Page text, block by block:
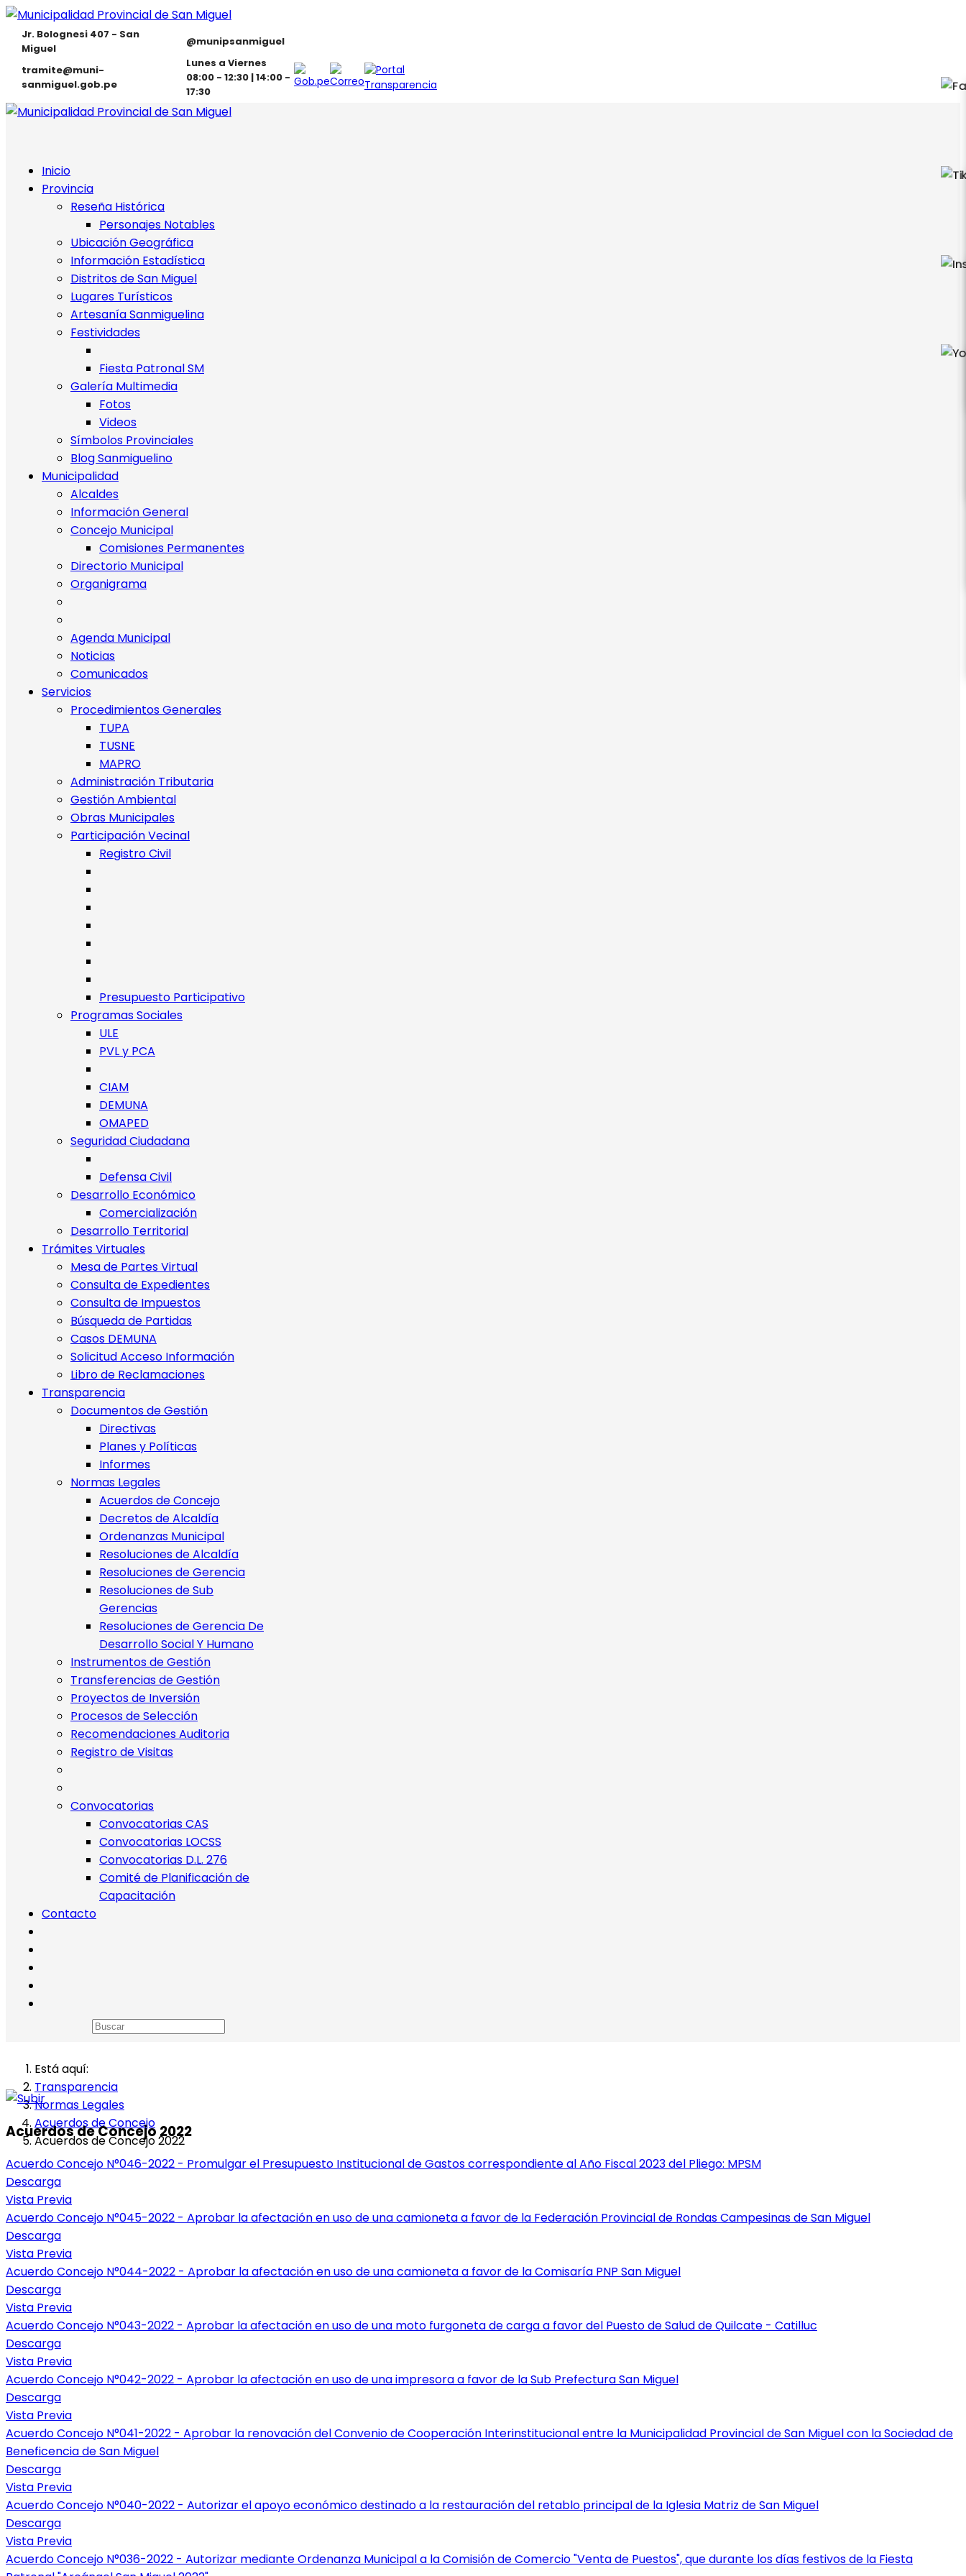
Jr. Bolognesi 407 - San
Miguel
@munipsanmiguel
tramite@muni-
sanmiguel.gob.pe
Lunes a Viernes
08:00 - 12:30 | 14:00 -
17:30
Inicio
Provincia
Reseña Histórica
Personajes Notables
Ubicación Geográfica
Información Estadística
Distritos de San Miguel
Lugares Turísticos
Artesanía Sanmiguelina
Festividades
Fiesta Patronal SM
Galería Multimedia
Fotos
Videos
Símbolos Provinciales
Blog Sanmiguelino
Municipalidad
Alcaldes
Información General
Concejo Municipal
Comisiones Permanentes
Directorio Municipal
Organigrama
Agenda Municipal
Noticias
Comunicados
Servicios
Procedimientos Generales
TUPA
TUSNE
MAPRO
Administración Tributaria
Gestión Ambiental
Obras Municipales
Participación Vecinal
Registro Civil
Presupuesto Participativo
Programas Sociales
ULE
PVL y PCA
CIAM
DEMUNA
OMAPED
Seguridad Ciudadana
Defensa Civil
Desarrollo Económico
Comercialización
Desarrollo Territorial
Trámites Virtuales
Mesa de Partes Virtual
Consulta de Expedientes
Consulta de Impuestos
Búsqueda de Partidas
Casos DEMUNA
Solicitud Acceso Información
Libro de Reclamaciones
Transparencia
Documentos de Gestión
Directivas
Planes y Políticas
Informes
Normas Legales
Acuerdos de Concejo
Decretos de Alcaldía
Ordenanzas Municipal
Resoluciones de Alcaldía
Resoluciones de Gerencia
Resoluciones de Sub
Gerencias
Resoluciones de Gerencia De
Desarrollo Social Y Humano
Instrumentos de Gestión
Transferencias de Gestión
Proyectos de Inversión
Procesos de Selección
Recomendaciones Auditoria
Registro de Visitas
Convocatorias
Convocatorias CAS
Convocatorias LOCSS
Convocatorias D.L. 276
Comité de Planificación de
Capacitación
Contacto
Está aquí:
Transparencia
Normas Legales
Acuerdos de Concejo
Acuerdos de Concejo 2022
Acuerdos de Concejo 2022
Acuerdo Concejo N°046-2022 - Promulgar el Presupuesto Institucional de Gastos correspondiente al Año Fiscal 2023 del Pliego: MPSM
Descarga
Vista Previa
Acuerdo Concejo N°045-2022 - Aprobar la afectación en uso de una camioneta a favor de la Federación Provincial de Rondas Campesinas de San Miguel
Descarga
Vista Previa
Acuerdo Concejo N°044-2022 - Aprobar la afectación en uso de una camioneta a favor de la Comisaría PNP San Miguel
Descarga
Vista Previa
Acuerdo Concejo N°043-2022 - Aprobar la afectación en uso de una moto furgoneta de carga a favor del Puesto de Salud de Quilcate - Catilluc
Descarga
Vista Previa
Acuerdo Concejo N°042-2022 - Aprobar la afectación en uso de una impresora a favor de la Sub Prefectura San Miguel
Descarga
Vista Previa
Acuerdo Concejo N°041-2022 - Aprobar la renovación del Convenio de Cooperación Interinstitucional entre la Municipalidad Provincial de San Miguel con la Sociedad de
Beneficencia de San Miguel
Descarga
Vista Previa
Acuerdo Concejo N°040-2022 - Autorizar el apoyo económico destinado a la restauración del retablo principal de la Iglesia Matriz de San Miguel
Descarga
Vista Previa
Acuerdo Concejo N°036-2022 - Autorizar mediante Ordenanza Municipal a la Comisión de Comercio "Venta de Puestos", que durante los días festivos de la Fiesta